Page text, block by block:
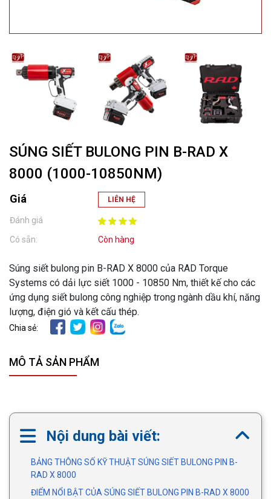
SÚNG SIẾT BULONG PIN B-RAD X
8000 (1000-10850NM)
Giá LIÊN HỆ
Đánh giá
Có sẵn:
Còn hàng
Súng siết bulong pin B-RAD X 8000 của RAD Torque
Systems có dải lực siết 1000 - 10850 Nm, thiết kế cho các
ứng dụng siết bulong công nghiệp trong ngành dầu khí, năng
lượng, điện gió và kết cấu thép.
Chia sẻ:
MÔ TẢ SẢN PHẨM
Nội dung bài viết:
BẢNG THÔNG SỐ KỸ THUẬT SÚNG SIẾT BULONG PIN B-
RAD X 8000
ĐIỂM NỔI BẬT CỦA SÚNG SIẾT BULONG PIN B-RAD X 8000